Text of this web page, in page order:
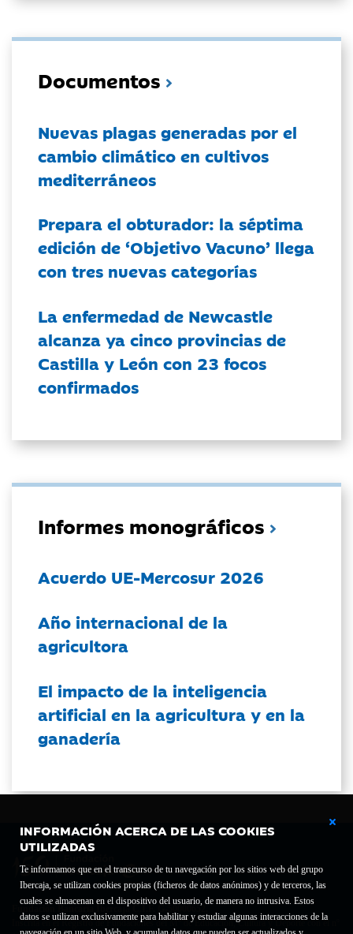
INFORMACIÓN ACERCA DE LAS COOKIES
UTILIZADAS
Te informamos que en el transcurso de tu navegación por los sitios web del grupo
Ibercaja, se utilizan cookies propias (ficheros de datos anónimos) y de terceros, las
cuales se almacenan en el dispositivo del usuario, de manera no intrusiva. Estos
datos se utilizan exclusivamente para habilitar y estudiar algunas interacciones de la
Documentos
Nuevas plagas generadas por el
cambio climático en cultivos
mediterráneos
Prepara el obturador: la séptima
edición de ‘Objetivo Vacuno’ llega
con tres nuevas categorías
La enfermedad de Newcastle
alcanza ya cinco provincias de
Castilla y León con 23 focos
confirmados
Informes monográficos
Acuerdo UE-Mercosur 2026
Año internacional de la
agricultora
El impacto de la inteligencia
artificial en la agricultura y en la
ganadería
Fundación Bancaria Ibercaja C.I.F. G-50000652.
Inscrita en el Registro de Fundaciones del Mº de Educación, Cultura y Deporte con el nº